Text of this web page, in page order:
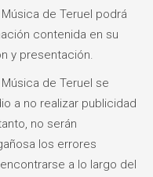
de Teruel podrá
contenida en su
y presentación.
de Teruel se
a no realizar publicidad
no serán
los errores
a lo largo del